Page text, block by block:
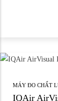
MÁY ĐO CHẤT
IQAir